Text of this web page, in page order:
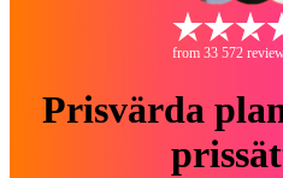
from 33 572
Prisvärda